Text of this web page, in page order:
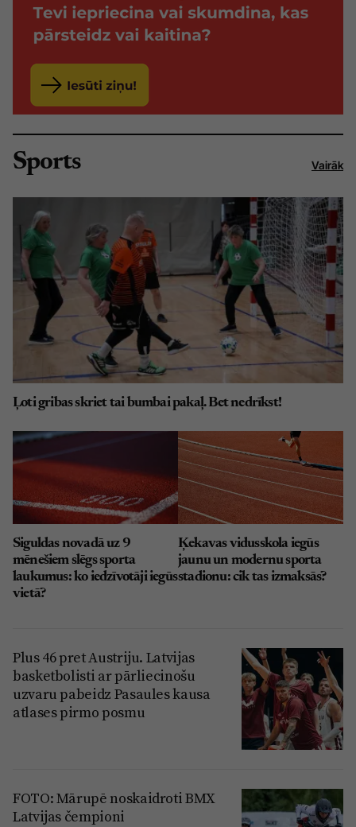
Sports Vairāk
Ļoti gribas skriet tai bumbai pakaļ. Bet nedrīkst!
Siguldas novadā uz 9
mēnešiem slēgs sporta
laukumus: ko iedzīvotāji iegūs
vietā?
Ķekavas vidusskola iegūs
jaunu un modernu sporta
stadionu: cik tas izmaksās?
Plus 46 pret Austriju. Latvijas
basketbolisti ar pārliecinošu
uzvaru pabeidz Pasaules kausa
atlases pirmo posmu
FOTO: Mārupē noskaidroti BMX
Latvijas čempioni